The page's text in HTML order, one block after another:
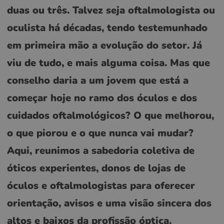
duas ou três. Talvez seja oftalmologista ou
oculista há décadas, tendo testemunhado
em primeira mão a evolução do setor. Já
viu de tudo, e mais alguma coisa. Mas que
conselho daria a um jovem que está a
começar hoje no ramo dos óculos e dos
cuidados oftalmológicos? O que melhorou,
o que piorou e o que nunca vai mudar?
Aqui, reunimos a sabedoria coletiva de
óticos experientes, donos de lojas de
óculos e oftalmologistas para oferecer
orientação, avisos e uma visão sincera dos
altos e baixos da profissão óptica.